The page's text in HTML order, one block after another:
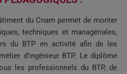
du Cnam permet de monter
techniques et managériales,
du BTP en activité afin de les
d’ingénieur BTP. Le diplôme
les professionnels du BTP, de